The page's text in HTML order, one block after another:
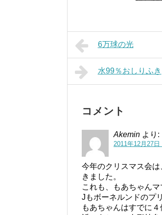
6万球の光
水99％おしりふき
コメント
Akemin より:
2011年12月27日
今年のクリスマス会
きました。
これも、もあちゃん
Jもボーネルンドのプ
もあちゃんはすでに